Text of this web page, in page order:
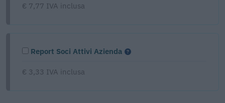
€ 7,77 IVA inclusa
Report Soci Attivi Azienda
€ 3,33 IVA inclusa